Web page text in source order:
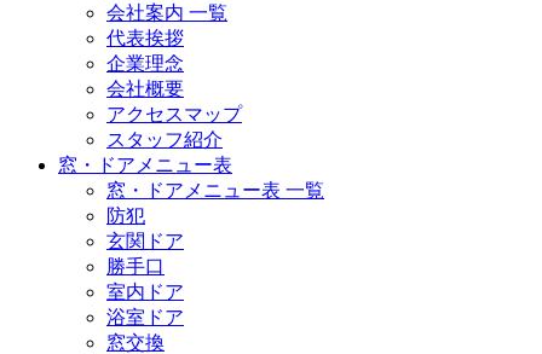
会社案内 一覧
代表挨拶
企業理念
会社概要
アクセスマップ
スタッフ紹介
窓・ドアメニュー表
窓・ドアメニュー表 一覧
防犯
玄関ドア
勝手口
室内ドア
浴室ドア
窓交換